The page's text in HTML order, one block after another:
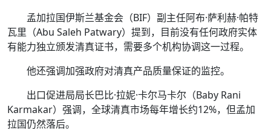
孟加拉国伊斯兰基金会（BIF）副主任阿布·萨利赫·帕特
瓦里（Abu Saleh Patwary）提到，目前没有任何政府实体
有能力独立颁发清真证书，需要多个机构协调这一过程。
他还强调加强政府对清真产品质量保证的监控。
出口促进局局长巴比·拉妮·卡尔马卡尔（Baby Rani
Karmakar）强调，全球清真市场每年增长约12%，但孟加
拉国仍然落后。